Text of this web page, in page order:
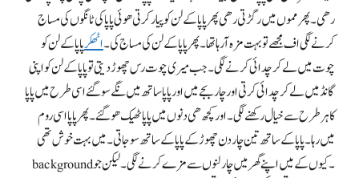
رھی۔ پھر مموں میں رگڑتی رھی پھر پاپا کے لن کو پیار کرتی ھوئی پاپا کی ٹانگوں کی مساج
کرنے لگی اف مجھے تو بہت مزہ آرہا تھا۔ پھر پاپا کے لن کی مساج کی۔اٹھکرپاپا کے لن کو
چوت میں لےکر چدائی کرنے لگی۔ جب میری چوت رس چھوڑ دیتی تو پاپا کے لن کو اپنی
گانڈ میں لےکر چدائی کرتی اور چار بجے میں اور پاپا ساتھ میں نگے سو گئے اسی طرح میں پاپا
کا ہر طرح سے خیال رکھنے لگی۔ اور کچھ ھی دنوں میں پاپا ٹھیک ھو گئے۔ پھر پاپا اسی روم
میں رہا۔ پاپا کے ساتھ تین چار دن چھوڑ کے پاپا کے ساتھ سو جاتی۔ میں بہت خوش تھی
background۔ کیوں کے میں اپنے گھر میں چار لنوں سے مزے کرنے لگی۔ لیکن جو